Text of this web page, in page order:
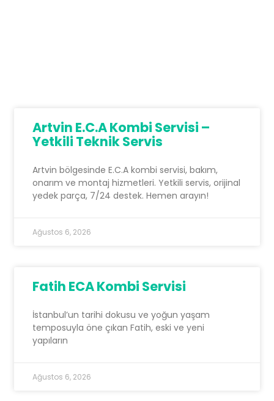
Artvin E.C.A Kombi Servisi –
Yetkili Teknik Servis
Artvin bölgesinde E.C.A kombi servisi, bakım,
onarım ve montaj hizmetleri. Yetkili servis, orijinal
yedek parça, 7/24 destek. Hemen arayın!
Ağustos 6, 2026
Fatih ECA Kombi Servisi
İstanbul’un tarihi dokusu ve yoğun yaşam
temposuyla öne çıkan Fatih, eski ve yeni
yapıların
Ağustos 6, 2026